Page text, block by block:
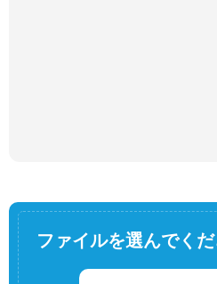
ファイルを選んでく